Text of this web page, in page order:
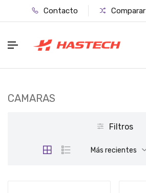
Contacto Comparar
CAMARAS
Filtros
Más recientes